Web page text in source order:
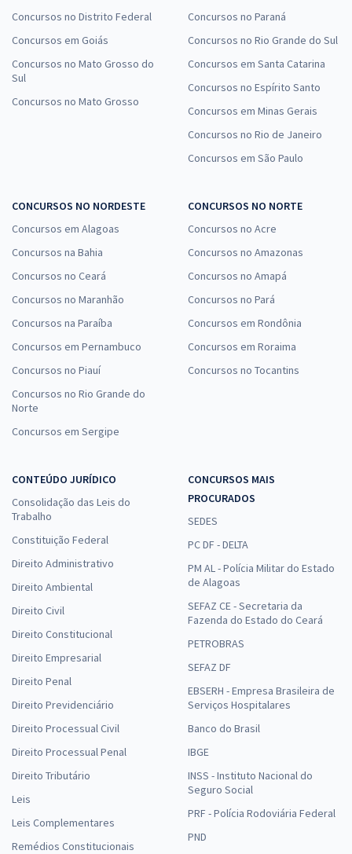
Concursos no Distrito Federal
Concursos em Goiás
Concursos no Mato Grosso do
Sul
Concursos no Mato Grosso
Concursos no Paraná
Concursos no Rio Grande do Sul
Concursos em Santa Catarina
Concursos no Espírito Santo
Concursos em Minas Gerais
Concursos no Rio de Janeiro
Concursos em São Paulo
CONCURSOS NO NORDESTE
Concursos em Alagoas
Concursos na Bahia
Concursos no Ceará
Concursos no Maranhão
Concursos na Paraíba
Concursos em Pernambuco
Concursos no Piauí
Concursos no Rio Grande do
Norte
Concursos em Sergipe
CONCURSOS NO NORTE
Concursos no Acre
Concursos no Amazonas
Concursos no Amapá
Concursos no Pará
Concursos em Rondônia
Concursos em Roraima
Concursos no Tocantins
CONTEÚDO JURÍDICO
Consolidação das Leis do
Trabalho
Constituição Federal
Direito Administrativo
Direito Ambiental
Direito Civil
Direito Constitucional
Direito Empresarial
Direito Penal
Direito Previdenciário
Direito Processual Civil
Direito Processual Penal
Direito Tributário
Leis
Leis Complementares
Remédios Constitucionais
CONCURSOS MAIS
PROCURADOS
SEDES
PC DF - DELTA
PM AL - Polícia Militar do Estado
de Alagoas
SEFAZ CE - Secretaria da
Fazenda do Estado do Ceará
PETROBRAS
SEFAZ DF
EBSERH - Empresa Brasileira de
Serviços Hospitalares
Banco do Brasil
IBGE
INSS - Instituto Nacional do
Seguro Social
PRF - Polícia Rodoviária Federal
PND